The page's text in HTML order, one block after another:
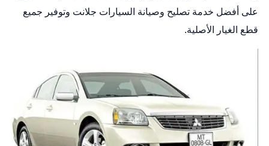
على أفضل خدمة تصليح وصيانة السيارات جلانت وتوفير جميع
قطع الغيار الأصلية.